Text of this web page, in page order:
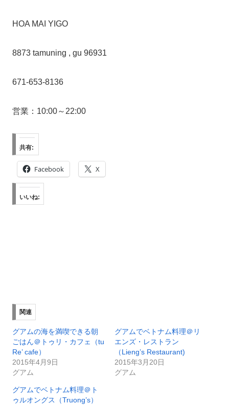
HOA MAI YIGO
8873 tamuning , gu 96931
671-653-8136
営業：10:00～22:00
共有:
Facebook X
いいね:
関連
グアムの海を満喫できる朝
ごはん＠トゥリ・カフェ（tu
Re’ cafe）
2015年4月9日
グアム
グアムでベトナム料理＠リ
エンズ・レストラン
（Lieng’s Restaurant)
2015年3月20日
グアム
グアムでベトナム料理＠ト
ゥルオングス（Truong’s）